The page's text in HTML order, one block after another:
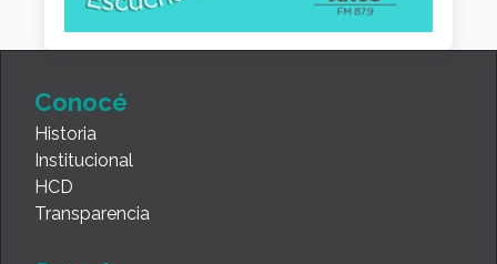
Conocé
Historia
Institucional
HCD
Transparencia